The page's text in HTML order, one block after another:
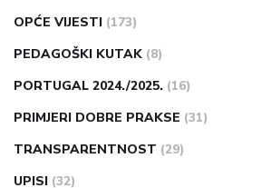
OPĆE VIJESTI (173)
PEDAGOŠKI KUTAK (8)
PORTUGAL 2024./2025. (16)
PRIMJERI DOBRE PRAKSE (31)
TRANSPARENTNOST (29)
UPISI (32)